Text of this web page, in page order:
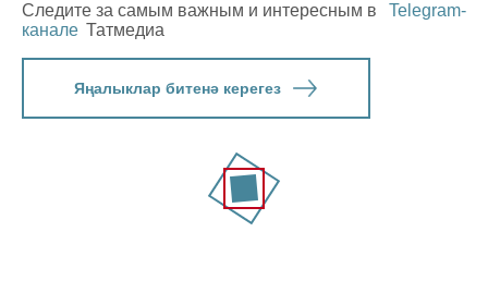
Следите за самым важным и интересным в
Telegram-
канале Татмедиа
Яңалыклар битенә керегез